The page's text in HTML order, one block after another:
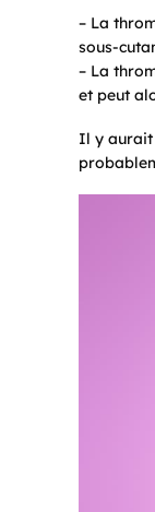
– La
sous-
– La
et peut
Il y aurait